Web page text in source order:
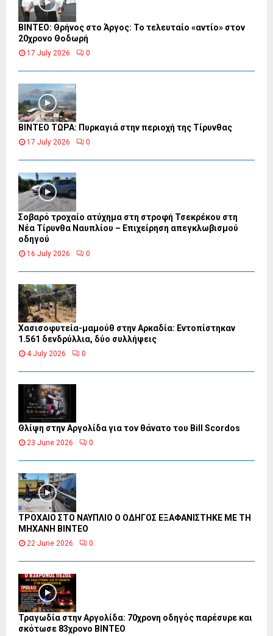
ΒΙΝΤΕΟ: Θρήνος στο Άργος: Το τελευταίο «αντίο» στον
20χρονο Θοδωρή
17 July 2026 0
ΒΙΝΤΕΟ ΤΩΡΑ: Πυρκαγιά στην περιοχή της Τίρυνθας
17 July 2026 0
Σοβαρό τροχαίο ατύχημα στη στροφή Τσεκρέκου στη
Νέα Τίρυνθα Ναυπλίου – Επιχείρηση απεγκλωβισμού
οδηγού
16 July 2026 0
Χασισοφυτεία-μαμούθ στην Αρκαδία: Εντοπίστηκαν
1.561 δενδρύλλια, δύο συλλήψεις
4 July 2026 0
Θλίψη στην Αργολίδα για τον θάνατο του Bill Scordos
23 June 2026 0
ΤΡΟΧΑΙΟ ΣΤΟ ΝΑΥΠΛΙΟ Ο ΟΔΗΓΟΣ ΕΞΑΦΑΝΙΣΤΗΚΕ ΜΕ ΤΗ
ΜΗΧΑΝΗ ΒΙΝΤΕΟ
22 June 2026 0
Τραγωδία στην Αργολίδα: 70χρονη οδηγός παρέσυρε και
σκότωσε 83χρονο ΒΙΝΤΕΟ